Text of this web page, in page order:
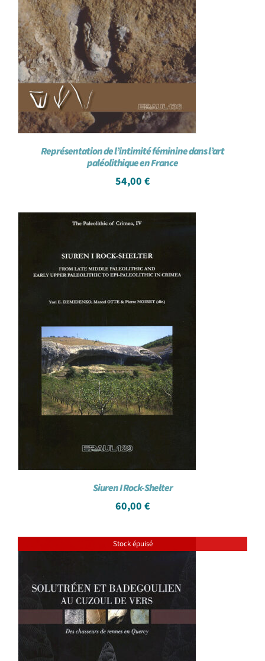
Représentation de l’intimité féminine dans l’art
paléolithique en France
54,00 €
Siuren I Rock-Shelter
60,00 €
Stock épuisé